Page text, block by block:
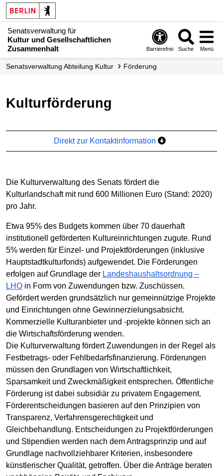
Senatsverwaltung für
Kultur und Gesellschaftlichen
Zusammenhalt
Barrierefrei Suche Menü
Senats­verwaltung Abteilung Kultur Förderung
Kulturförderung
Direkt zur Kontaktinformation
Die Kulturverwaltung des Senats fördert die
Kulturlandschaft mit rund 600 Millionen Euro (Stand: 2020)
pro Jahr.
Etwa 95% des Budgets kommen über 70 dauerhaft
institutionell geförderten Kultureinrichtungen zugute. Rund
5% werden für Einzel- und Projektförderungen (inklusive
Hauptstadtkulturfonds) aufgewendet. Die Förderungen
erfolgen auf Grundlage der Landeshaushaltsordnung –
LHO in Form von Zuwendungen bzw. Zuschüssen.
Gefördert werden grundsätzlich nur gemeinnützige Projekte
und Einrichtungen ohne Gewinnerzielungsabsicht.
Kommerzielle Kulturanbieter und -projekte können sich an
die Wirtschaftsförderung wenden.
Die Kulturverwaltung fördert Zuwendungen in der Regel als
Festbetrags- oder Fehlbedarfsfinanzierung. Förderungen
müssen den Grundlagen von Wirtschaftlichkeit,
Sparsamkeit und Zweckmäßigkeit entsprechen. Öffentliche
Förderung ist dabei subsidiär zu privatem Engagement.
Förderentscheidungen basieren auf den Prinzipien von
Transparenz, Verfahrensgerechtigkeit und
Gleichbehandlung. Entscheidungen zu Projektförderungen
und Stipendien werden nach dem Antragsprinzip und auf
Grundlage nachvollziehbarer Kriterien, insbesondere
künstlerischer Qualität, getroffen. Über die Anträge beraten